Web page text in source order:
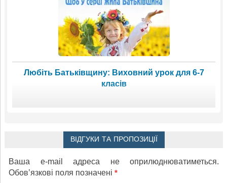
Любіть Батьківщину: Виховний урок для 6-7
класів
ВІДГУКИ ТА ПРОПОЗИЦІЇ
Ваша e-mail адреса не оприлюднюватиметься.
Обов’язкові поля позначені *